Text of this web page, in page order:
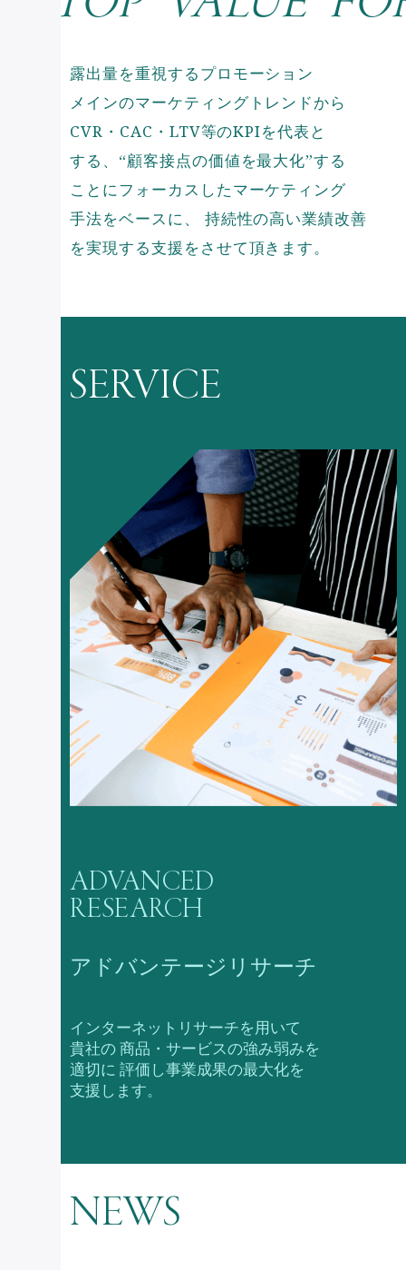
露出量を重視するプロモーション
メインのマーケティングトレンドから
CVR・CAC・LTV等のKPIを代表と
する、“顧客接点の価値を最大化”する
ことにフォーカスしたマーケティング
手法をベースに、
持続性の高い業績改善
を実現する支援をさせて頂きます。
SERVICE
ADVANCED
RESEARCH
アドバンテージリサーチ
インターネットリサーチを用いて
貴社の商品・サービスの強み弱みを
適切に 評価し事業成果の最大化を
支援します。
NEWS